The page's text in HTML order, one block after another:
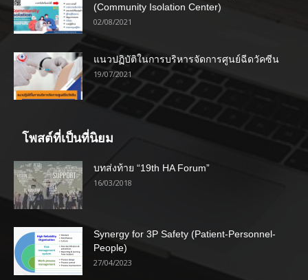
(Community Isolation Center)
02/08/2021
แนวปฏิบัติในการบริหารจัดการศูนย์ฉีดวัคซีน
19/07/2021
โพสต์ที่เป็นที่นิยม
บทส่งท้าย “19th HA Forum”
16/03/2018
Synergy for 3P Safety (Patient-Personnel-
People)
27/04/2023